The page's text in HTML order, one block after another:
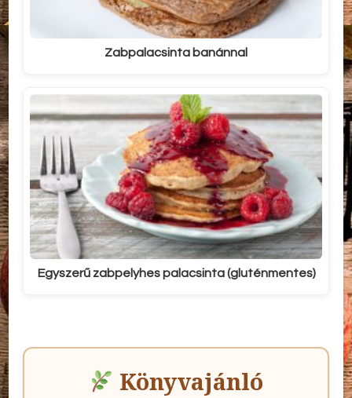
Zabpalacsinta banánnal
Egyszerű zabpelyhes palacsinta (gluténmentes)
Könyvajánló